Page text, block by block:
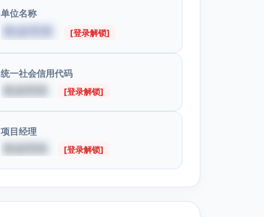
单位名称
[登录解锁]
统一社会信用代码
[登录解锁]
项目经理
[登录解锁]